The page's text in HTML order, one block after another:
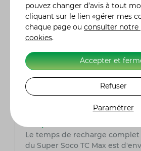
Le Super Soco TC Max peut-il
vitesses élevées ?
Oui, le Super Soco TC Max peut
scooter idéal pour les trajets
périurbains tout en offrant
performances pour des trajets
des routes rapides.
Combien de temps faut-il pour
Le temps de recharge
du Super Soco TC Max est
pouvez changer d’avis à tout
cliquant sur le lien «gérer mes
chaque page ou consulter notre
cookies.
Accepter et
Refuser
Paramétrer